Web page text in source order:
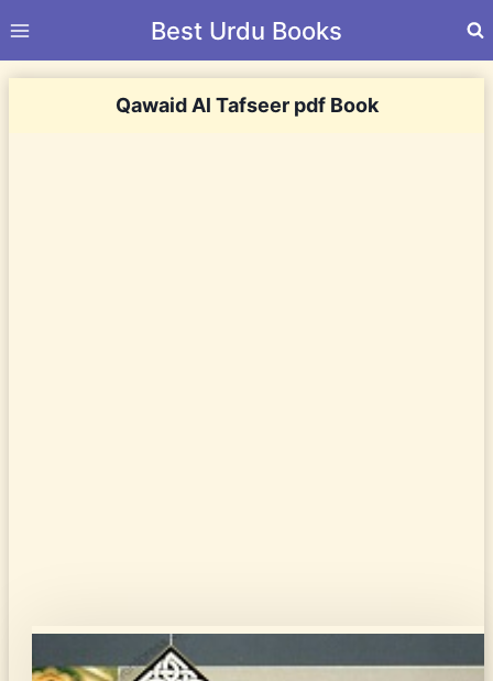
to
Best Urdu Books
Qawaid Al Tafseer pdf Book